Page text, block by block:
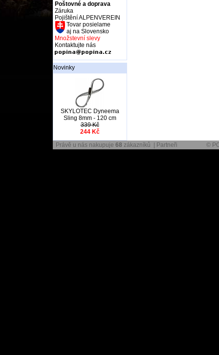
Poštovné a doprava
Záruka
Pojištění ALPENVEREIN
Tovar posielame
aj na Slovensko
Množstevní slevy
Kontaktujte nás
Novinky
SKYLOTEC Dyneema
Sling 8mm - 120 cm
339 Kč
244 Kč
Právě u nás nakupuje 68 zákazníků | Partneři ©